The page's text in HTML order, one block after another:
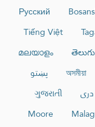
Русский
Tiếng Việt
മലയാളം
తెలుగు
پښتو
অসমীয়া
ગુજરાતી
دری
Moore